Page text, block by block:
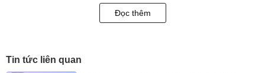
Báo sạc nhưng không vào pin.
kiểm tra pin iPhone SE 2020 bị chai bao nhiêu thì nên thay? Bạn có
Đọc thêm
Tin tức liên quan